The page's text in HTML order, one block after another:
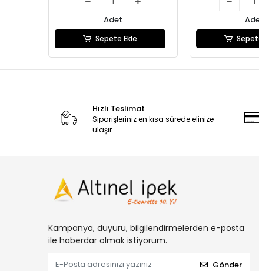
Adet
Sepete Ekle
Hızlı Teslimat
Siparişleriniz en kısa sürede elinize
ulaşır.
Kampanya, duyuru, bilgilendirmelerden e-posta
ile haberdar olmak istiyorum.
Gönder